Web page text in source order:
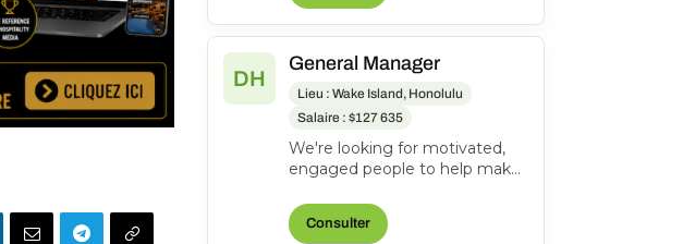
DH
General Manager
Lieu : Wake Island, Honolulu
Salaire : $127 635
We're looking for motivated,
engaged people to help make
Manages and directs the
operatio...
Consulter